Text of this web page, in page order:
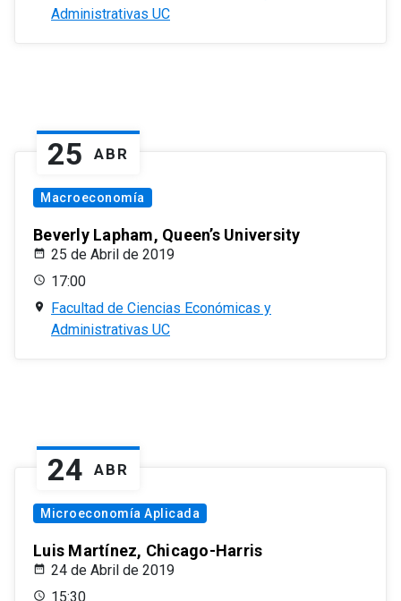
Administrativas UC
25 ABR
Macroeconomía
Beverly Lapham, Queen’s University
25 de Abril de 2019
17:00
Facultad de Ciencias Económicas y
Administrativas UC
24 ABR
Microeconomía Aplicada
Luis Martínez, Chicago-Harris
24 de Abril de 2019
15:30